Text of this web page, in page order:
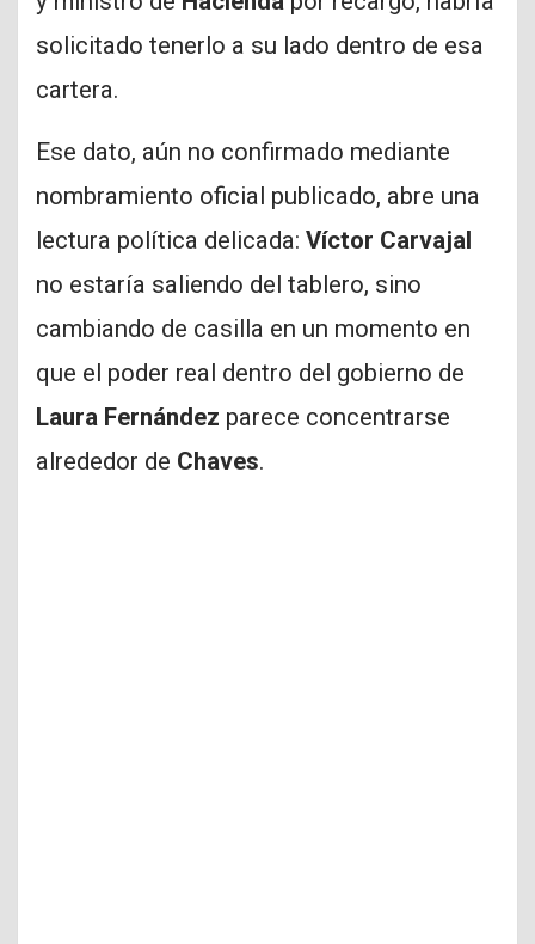
solicitado tenerlo a su lado dentro de esa
cartera.
Ese dato, aún no confirmado mediante
nombramiento oficial publicado, abre una
lectura política delicada: Víctor Carvajal
no estaría saliendo del tablero, sino
cambiando de casilla en un momento en
que el poder real dentro del gobierno de
Laura Fernández parece concentrarse
alrededor de Chaves.